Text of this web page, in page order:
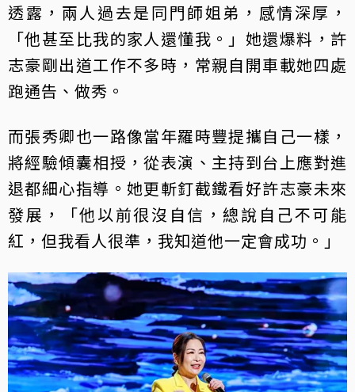
透露，兩人過去是同門師姐弟，感情深厚，
「他甚至比我的家人還懂我。」她還爆料，許
志豪剛出道工作不多時，常親自開車載她四處
跑通告、做秀。
而張秀卿也一路像當年羅時豐提攜自己一樣，
將經驗傾囊相授，從表演、主持到台上應對進
退都細心指導。她更斬釘截鐵看好許志豪未來
發展，「他以前很沒自信，總說自己不可能
紅，但我看人很準，我知道他一定會成功。」